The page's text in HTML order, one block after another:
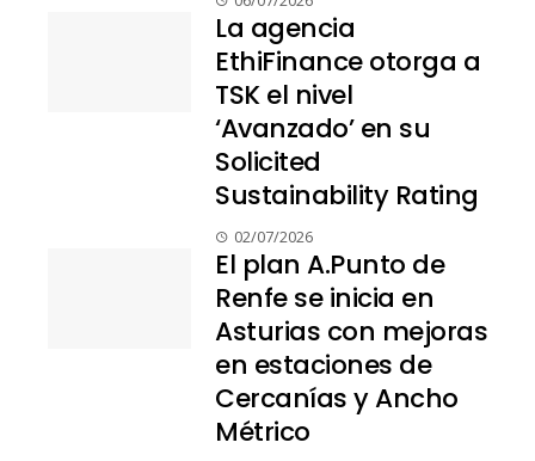
La agencia
EthiFinance otorga a
TSK el nivel
‘Avanzado’ en su
Solicited
Sustainability Rating
02/07/2026
El plan A.Punto de
Renfe se inicia en
Asturias con mejoras
en estaciones de
Cercanías y Ancho
Métrico